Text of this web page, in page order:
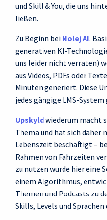
und Skill & You, die uns
ließen.
Zu Beginn bei Nolej AI.
generativen KI-
uns leider nicht verraten)
aus Videos, PDFs oder
Minuten generiert. Diese
jedes gängige LMS-System
Upskyldwiederum macht
Thema und hat sich daher
Lebenszeit beschäftigt –
Rahmen von Fahrzeiten
zu nutzen wurde hier eine
einem Algorithmus,
Themen und Podcasts zu
Skills, Levels und